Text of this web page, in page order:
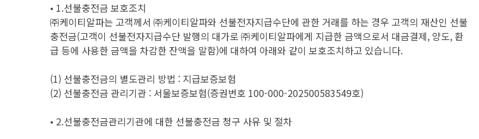
• 1.선불충전금 보호조치
㈜케이티알파는 고객께서 ㈜케이티알파와 선불전자지급수단에 관한 거래를 하는 경우 고객의 재산인 선불
충전금(고객이 선불전자지급수단 발행의 대가로 ㈜케이티알파에게 지급한 금액으로서 대금결제, 양도, 환
급 등에 사용한 금액을 차감한 잔액을 말함)에 대하여 아래와 같이 보호조치하고 있습니다.
(1) 선불충전금의 별도관리 방법 : 지급보증보험
(2) 선불충전금 관리기관 : 서울보증보험(증권번호 100-000-202500583549호)
• 2.선불충전금관리기관에 대한 선불충전금 청구 사유 및 절차